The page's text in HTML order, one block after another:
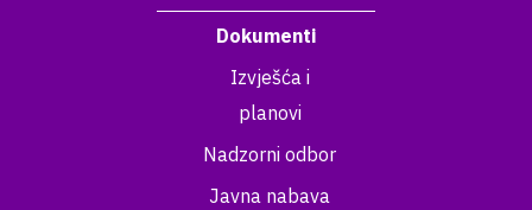
Dokumenti
Izvješća i
planovi
Nadzorni odbor
Javna nabava